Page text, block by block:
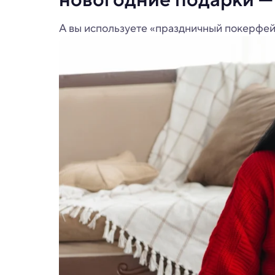
А вы используете «праздничный